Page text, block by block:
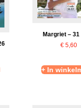
Margriet – 31
€5,60
+ In